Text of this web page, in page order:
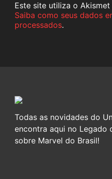
Este site utiliza o
Saiba como seus dados
processados.
Todas as novidades do
encontra aqui no Legado
sobre Marvel do Brasil!